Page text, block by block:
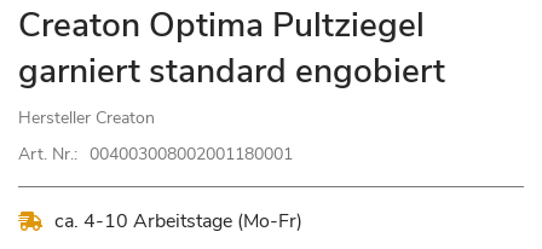
Zum
Anfang
der
Bildgalerie
springen
Creaton Optima Pultziegel
garniert standard engobiert
Hersteller Creaton
Art. Nr.: 004003008002001180001
ca. 4-10 Arbeitstage (Mo-Fr)